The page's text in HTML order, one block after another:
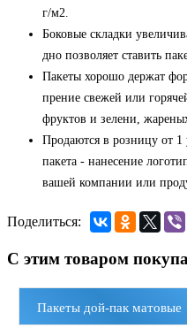
г/м2.
Боковые складки
дно позволяет ставить
Пакеты хорошо держат
прение свежей или
фруктов и зелени,
Продаются в розницу от
пакета - нанесение
вашей компании или
Поделиться:
С этим товаром
Пакеты дой-пак матовые